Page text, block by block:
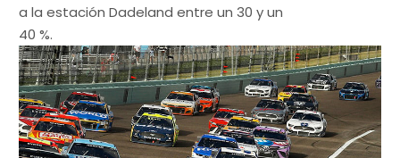
a la estación Dadeland entre un 30 y un
40 %.